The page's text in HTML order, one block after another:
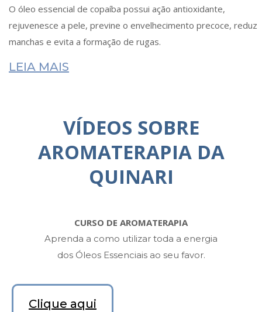
O óleo essencial de copaíba possui ação antioxidante,
rejuvenesce a pele, previne o envelhecimento precoce, reduz
manchas e evita a formação de rugas.
LEIA MAIS
VÍDEOS SOBRE
AROMATERAPIA DA
QUINARI
CURSO DE AROMATERAPIA
Aprenda a como utilizar toda a energia
dos Óleos Essenciais ao seu favor.
Clique aqui